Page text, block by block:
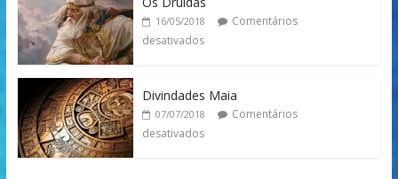
16/05/2018
Comentários
desativados
Divindades Maia
07/07/2018
Comentários
desativados